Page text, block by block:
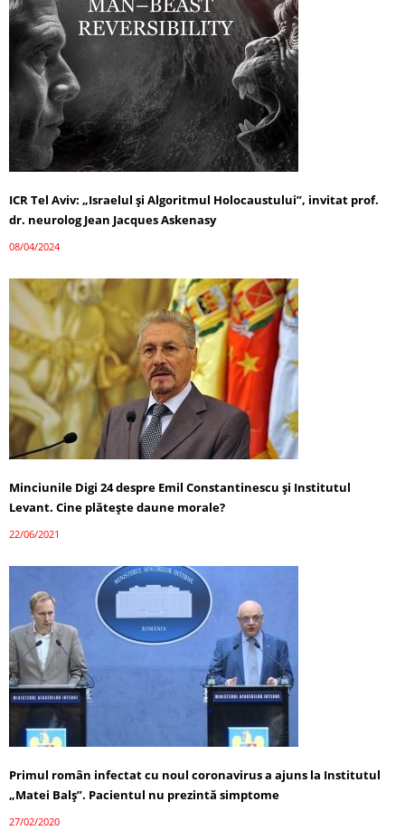
ICR Tel Aviv: „Israelul și Algoritmul Holocaustului”, invitat prof.
dr. neurolog Jean Jacques Askenasy
08/04/2024
Minciunile Digi 24 despre Emil Constantinescu și Institutul
Levant. Cine plătește daune morale?
22/06/2021
Primul român infectat cu noul coronavirus a ajuns la Institutul
„Matei Balş”. Pacientul nu prezintă simptome
27/02/2020